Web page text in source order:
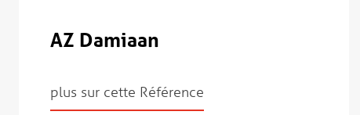
AZ Damiaan
plus sur cette Référence